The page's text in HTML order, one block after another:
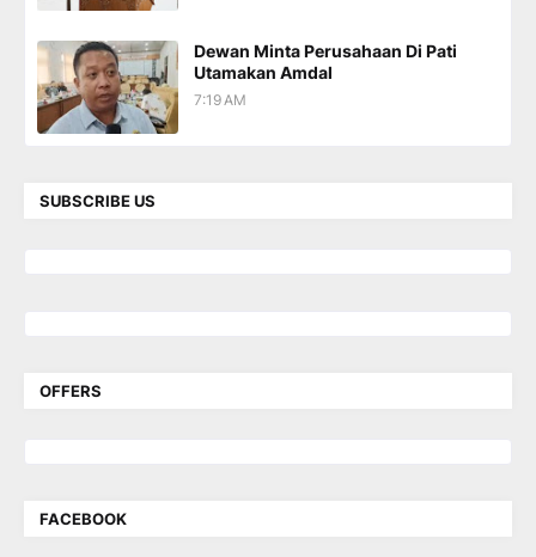
Dewan Minta Perusahaan Di Pati
Utamakan Amdal
7:19 AM
SUBSCRIBE US
OFFERS
FACEBOOK